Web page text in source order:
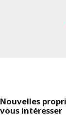
Nouvelles
vous intéresser